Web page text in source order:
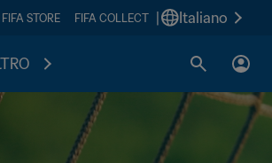
FIFA STORE FIFA COLLECT Italiano